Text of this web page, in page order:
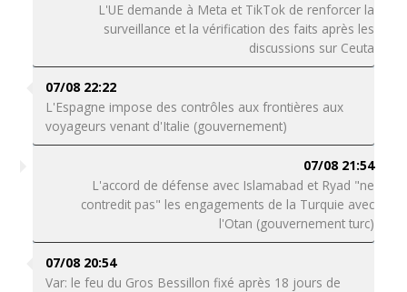
L'UE demande à Meta et TikTok de renforcer la
surveillance et la vérification des faits après les
discussions sur Ceuta
07/08 22:22
L'Espagne impose des contrôles aux frontières aux
voyageurs venant d'Italie (gouvernement)
07/08 21:54
L'accord de défense avec Islamabad et Ryad "ne
contredit pas" les engagements de la Turquie avec
l'Otan (gouvernement turc)
07/08 20:54
Var: le feu du Gros Bessillon fixé après 18 jours de